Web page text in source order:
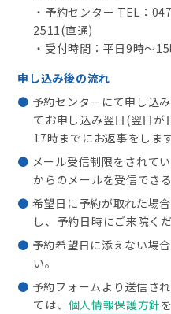
・予約センター TEL：
2511(直通)
・受付時間：平日9時～
申し込み後の流れ
予約センターにて申し込
てお申し込み翌日(翌日が
17時までにお返事をします
メール受信制限をされて
からのメールを受信でき
希望日に予約が取れた場
し、予約日時にご来院くだ
予約希望日に添えない場
い。
予約フォームより送信さ
ては、 個人情報保護方針